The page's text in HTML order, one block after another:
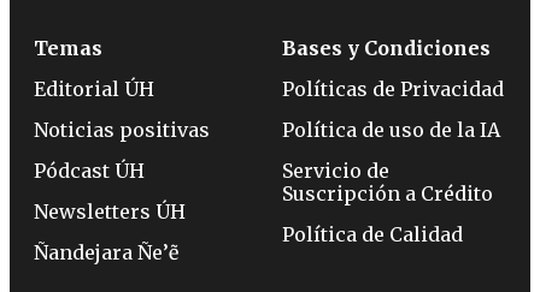
Temas
Editorial ÚH
Noticias positivas
Pódcast ÚH
Newsletters ÚH
Ñandejara Ñe’ẽ
Bases y Condiciones
Políticas de Privacidad
Política de uso de la IA
Servicio de
Suscripción a Crédito
Política de Calidad